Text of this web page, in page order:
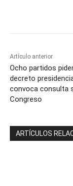
Artículo anterior
Ocho partidos
decreto
convoca consulta
Congreso
ARTÍCULOS